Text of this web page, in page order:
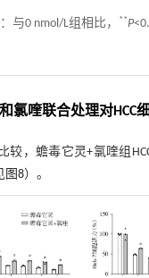
与0 nmol/L组相比， **P
氯喹联合处理对HCC
较，蟾毒它灵+氯喹组
图8）。